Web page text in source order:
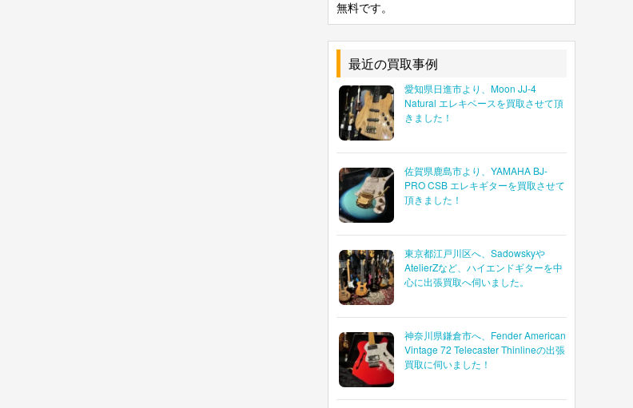
無料です。
最近の買取事例
愛知県日進市より、Moon JJ-4
Natural エレキベースを買取させて頂
きました！
佐賀県鹿島市より、YAMAHA BJ-
PRO CSB エレキギターを買取させて
頂きました！
東京都江戸川区へ、Sadowskyや
AtelierZなど、ハイエンドギターを中
心に出張買取へ伺いました。
神奈川県鎌倉市へ、Fender American
Vintage 72 Telecaster Thinlineの出張
買取に伺いました！